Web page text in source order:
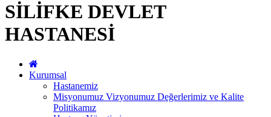
SİLİFKE DEVLET
HASTANESİ
Kurumsal
Hastanemiz
Misyonumuz Vizyonumuz Değerlerimiz ve Kalite
Politikamız